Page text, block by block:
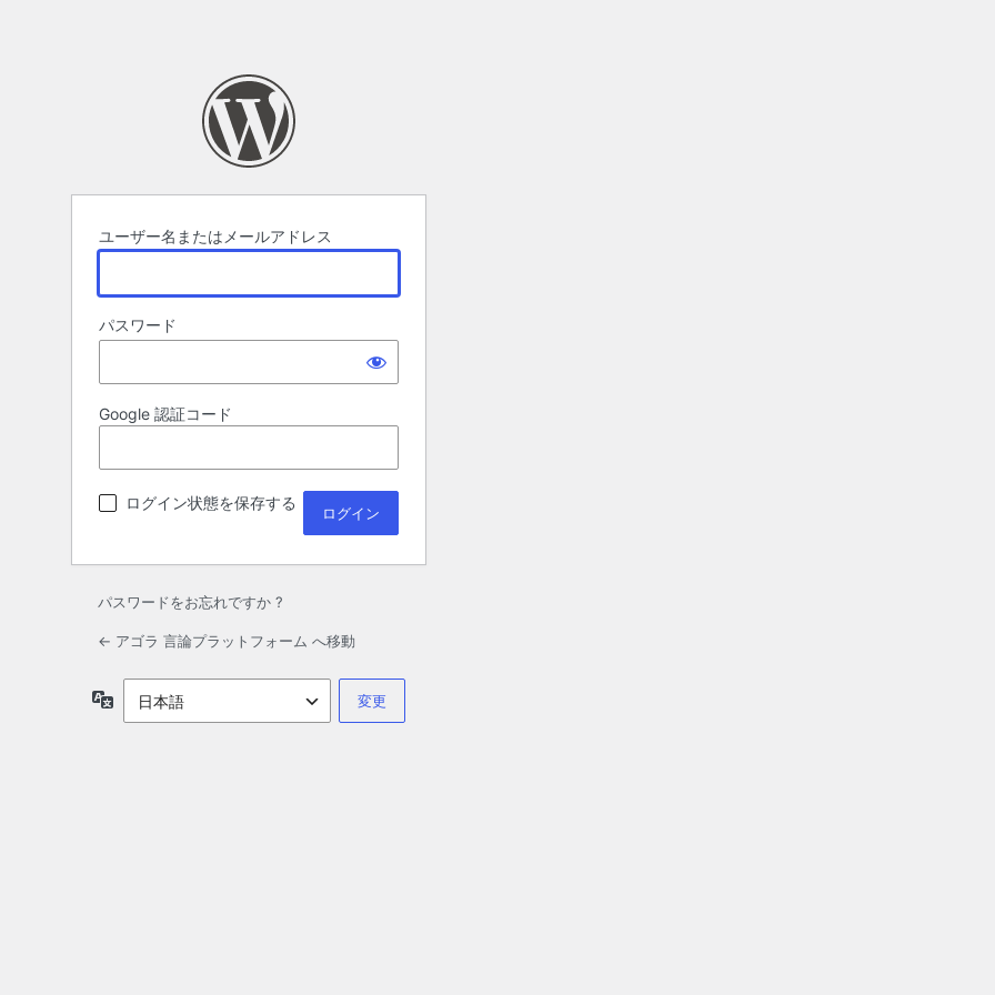
ユーザー名またはメールアドレス
パスワード
Google 認証コード
ログイン状態を保存する
パスワードをお忘れですか ?
← アゴラ 言論プラットフォーム へ移動
語